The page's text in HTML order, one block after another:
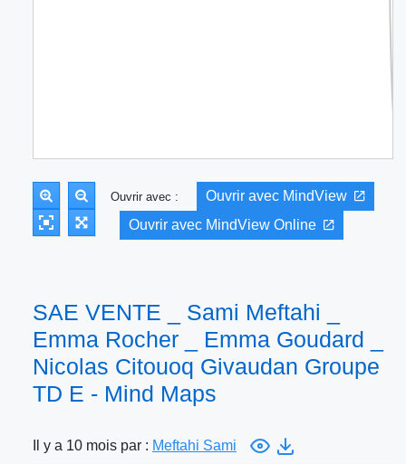
Ouvrir avec :
Ouvrir avec MindView
Ouvrir avec MindView Online
SAE VENTE _ Sami Meftahi _
Emma Rocher _ Emma Goudard _
Nicolas Citouoq Givaudan Groupe
TD E - Mind Maps
Il y a 10 mois par : Meftahi Sami